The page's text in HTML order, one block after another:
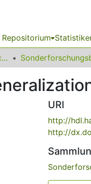
Sonderforschungsbereiche
URI
http://
http://